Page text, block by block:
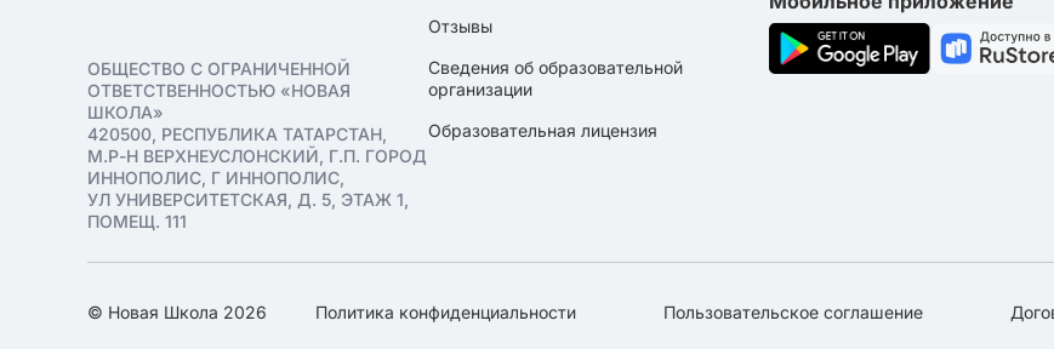
ОБЩЕСТВО С ОГРАНИЧЕННОЙ
ОТВЕТСТВЕННОСТЬЮ «НОВАЯ
ШКОЛА»
420500, РЕСПУБЛИКА ТАТАРСТАН,
М.Р-Н ВЕРХНЕУСЛОНСКИЙ, Г.П. ГОРОД
ИННОПОЛИС, Г ИННОПОЛИС,
УЛ УНИВЕРСИТЕТСКАЯ, Д. 5, ЭТАЖ 1,
ПОМЕЩ. 111
Отзывы
Сведения об образовательной
организации
Образовательная лицензия
© Новая Школа 2026 Политика конфиденциальности Пользовательское соглашение